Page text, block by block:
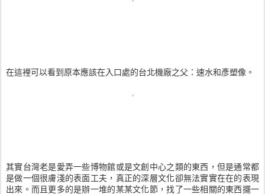
在這裡可以看到原本應該在入口處的台北機廠之父：速水和彥塑像。
其實台灣老是愛弄一些博物館或是文創中心之類的東西，但是通常都
是做一個很膚淺的表面工夫，真正的深層文化卻無法實實在在的表現
出來。而且更多的是辦一堆的某某文化節，找了一些相關的東西擺一